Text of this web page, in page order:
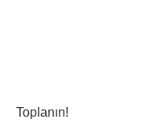
Toplanın!